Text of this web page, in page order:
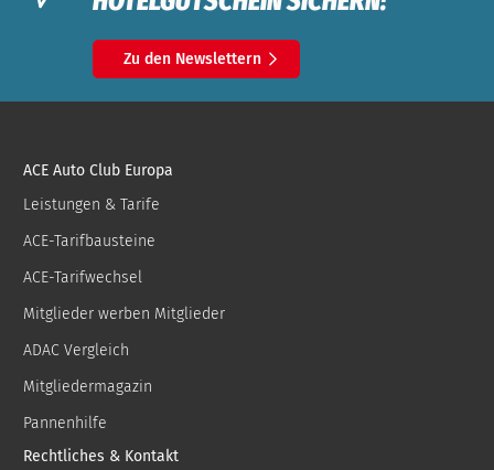
Zu den Newslettern
ACE Auto Club Europa
Leistungen & Tarife
ACE-Tarifbausteine
ACE-Tarifwechsel
Mitglieder werben Mitglieder
ADAC Vergleich
Mitgliedermagazin
Pannenhilfe
Rechtliches & Kontakt